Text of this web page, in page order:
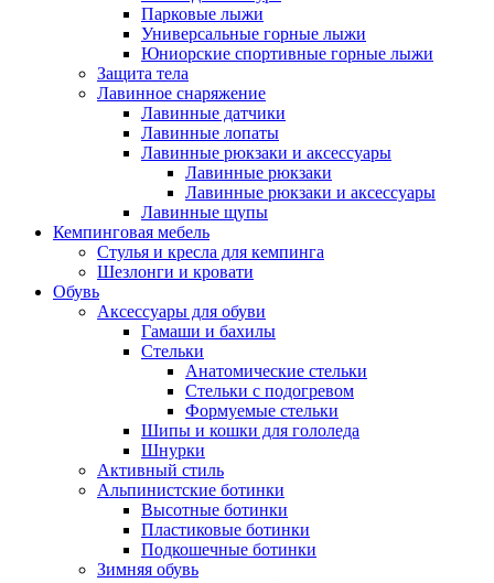
Парковые лыжи
Универсальные горные лыжи
Юниорские спортивные горные лыжи
Защита тела
Лавинное снаряжение
Лавинные датчики
Лавинные лопаты
Лавинные рюкзаки и аксессуары
Лавинные рюкзаки
Лавинные рюкзаки и аксессуары
Лавинные щупы
Кемпинговая мебель
Стулья и кресла для кемпинга
Шезлонги и кровати
Обувь
Аксессуары для обуви
Гамаши и бахилы
Стельки
Анатомические стельки
Стельки с подогревом
Формуемые стельки
Шипы и кошки для гололеда
Шнурки
Активный стиль
Альпинистские ботинки
Высотные ботинки
Пластиковые ботинки
Подкошечные ботинки
Зимняя обувь